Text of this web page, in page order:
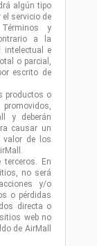
algún tipo
servicio de
y
a la
intelectual e
o parcial,
escrito de
productos o
y deberán
causar un
valor de los
En
no será
y/o
o pérdidas
directa o
web no
de AirMall